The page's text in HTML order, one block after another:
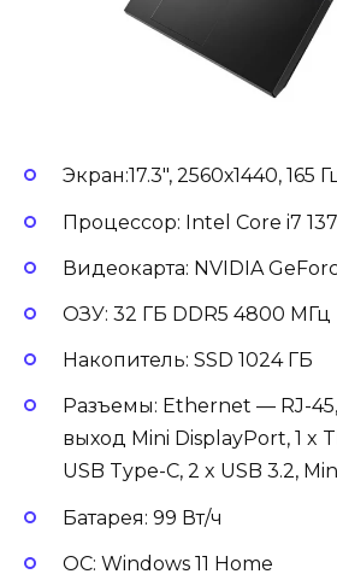
Экран:17.3″, 2560х1440, 165
Процессор: Intel Core i7
Видеокарта: NVIDIA
ОЗУ: 32 ГБ DDR5 4800 МГц
Накопитель: SSD 1024 ГБ
Разъемы: Ethernet — RJ-
выход Mini DisplayPort, 1 x
USB Type-C, 2 x USB 3.2,
Батарея: 99 Вт/ч
ОС: Windows 11 Home